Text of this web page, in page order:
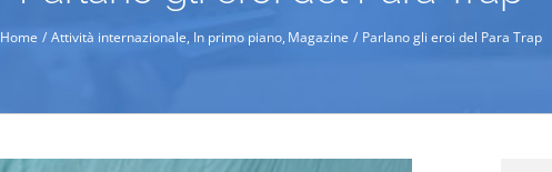
Home Attività internazionale In primo piano Magazine Parlano gli eroi del Para Trap